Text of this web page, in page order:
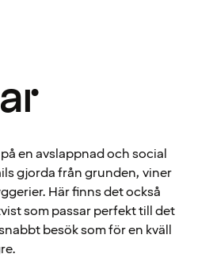
en avslappnad och social
gjorda från grunden, viner
Här finns det också
som passar perfekt till det
besök som för en kväll